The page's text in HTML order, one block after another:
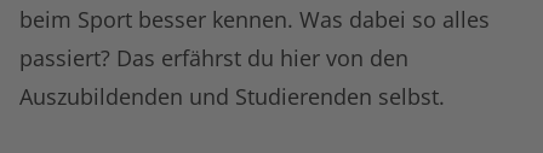
beim Sport besser kennen. Was dabei so alles
passiert? Das erfährst du hier von den
Auszubildenden und Studierenden selbst.